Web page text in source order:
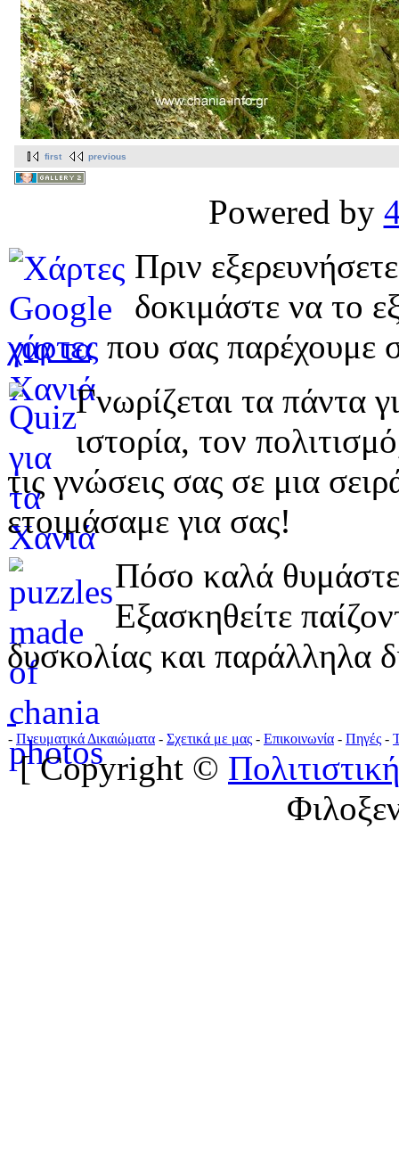
first previous
Powered by
Πριν
δοκιμάστε να το
χάρτες που σας παρέχουμε
Γνωρίζεται τα πάντα
ιστορία, τον
τις γνώσεις σας σε μια
ετοιμάσαμε για σας!
Πόσο καλά
Εξασκηθείτε
δυσκολίας και παράλληλα
- Πνευματικά Δικαιώματα - Σχετικά με μας - Επικοινωνία - Πηγές -
[ Copyright ©